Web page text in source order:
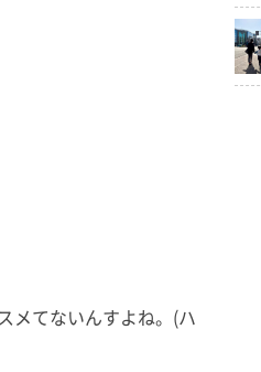
メてないんすよね。(ハ